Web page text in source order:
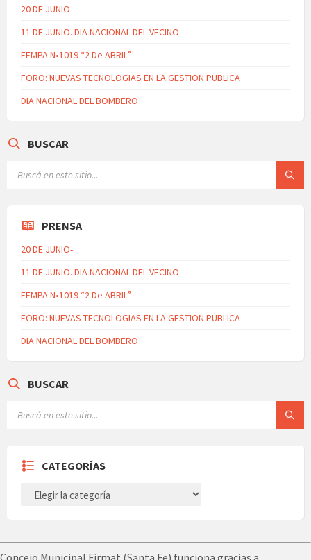
20 DE JUNIO-
11 DE JUNIO. DIA NACIONAL DEL VECINO
EEMPA N•1019 “2 De ABRIL”
FORO: NUEVAS TECNOLOGIAS EN LA GESTION PUBLICA
DIA NACIONAL DEL BOMBERO
BUSCAR
PRENSA
20 DE JUNIO-
11 DE JUNIO. DIA NACIONAL DEL VECINO
EEMPA N•1019 “2 De ABRIL”
FORO: NUEVAS TECNOLOGIAS EN LA GESTION PUBLICA
DIA NACIONAL DEL BOMBERO
BUSCAR
CATEGORÍAS